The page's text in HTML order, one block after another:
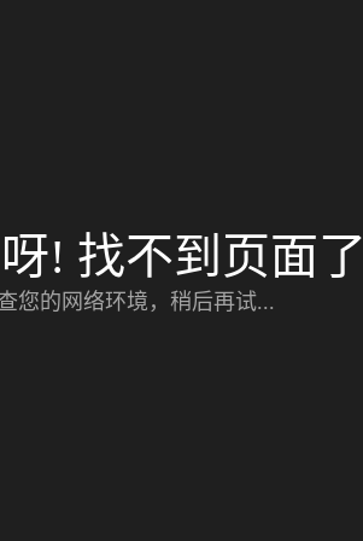
! 找不到页面了
您的网络环境，稍后再试...